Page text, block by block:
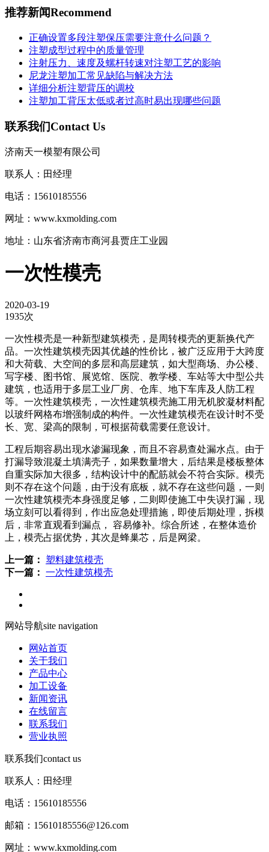
推荐新闻Recommend
正确设置多段注塑保压需要注意什么问题？
注塑成型过程中的质量管理
注射压力、速度及螺杆转速对注塑工艺的影响
尼龙注塑加工常见缺陷与解决方法
详细分析注塑背压的调校
注塑加工背压太低或者过高时易出现哪些问题
联系我们Contact Us
济南天一模塑有限公司
联系人：田经理
电话：15610185556
网址：www.kxmolding.com
地址：山东省济南市商河县贾庄工业园
一次性模壳
2020-03-19
1935次
一次性模壳是一种新型建筑模壳，是周转模壳的更新换代产
品。一次性建筑模壳因其优越的性价比，被广泛应用于大跨度
和大荷载、大空间的多层和高层建筑，如大型商场、办公楼、
写字楼、图书馆、展览馆、医院、教学楼、车站等大中型公共
建筑，也适用于多层工业厂房、仓库、地下车库及人防工程
等。一次性建筑模壳，一次性建筑模壳施工用无机胶凝材料配
以玻纤网格布增强制成的构件。一次性建筑模壳在设计时不受
长、宽、梁高的限制，可根据荷载需要任意设计。
工程后期容易出现水渗漏现象，而且不容易查处漏水点。由于
打漏导致混凝土填满壳子，如果数量增大，后结果是楼板整体
自重实际加大很多，结构设计中的配筋就会不符合实际。模壳
则不存在这个问题，由于没有底板，就不存在这些问题，一则
一次性建筑模壳本身强度足够，二则即使施工中失误打漏，现
场立刻可以看得到，作出应急处理措施，即使后期处理，拆模
后，非常直观看到漏点， 容易修补。综合所述，在整体造价
上，模壳占据优势，其次是蜂巢芯，后是网梁。
上一篇：
塑料建筑模壳
下一篇： 一次性建筑模壳
网站导航site navigation
网站首页
关于我们
产品中心
加工设备
新闻资讯
在线留言
联系我们
营业执照
联系我们contact us
联系人：田经理
电话：15610185556
邮箱：15610185556@126.com
网址：www.kxmolding.com